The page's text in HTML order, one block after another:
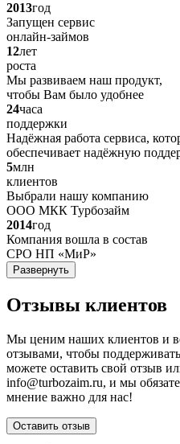
2013год
Запущен сервис
онлайн-займов
12лет
роста
Мы развиваем наш продукт,
чтобы Вам было удобнее
24часа
поддержки
Надёжная работа сервиса,
обеспечивает надёжную
5млн
клиентов
Выбрали нашу компанию
ООО МКК Турбозайм
2014год
Компания вошла в состав
СРО НП «МиР»
Развернуть
Отзывы клиентов
Мы ценим наших клиентов и
отзывами, чтобы
можете оставить свой отзыв
info@turbozaim.ru, и мы
мнение важно для нас!
Оставить отзыв